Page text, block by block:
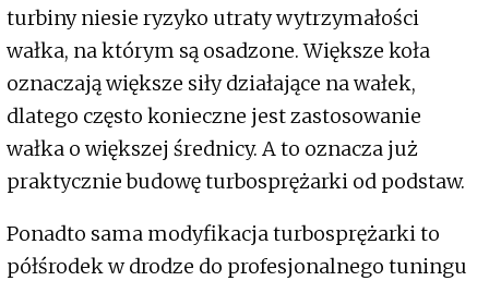
turbiny niesie ryzyko utraty wytrzymałości
wałka, na którym są osadzone. Większe koła
oznaczają większe siły działające na wałek,
dlatego często konieczne jest zastosowanie
wałka o większej średnicy. A to oznacza już
praktycznie budowę turbosprężarki od podstaw.
Ponadto sama modyfikacja turbosprężarki to
półśrodek w drodze do profesjonalnego tuningu